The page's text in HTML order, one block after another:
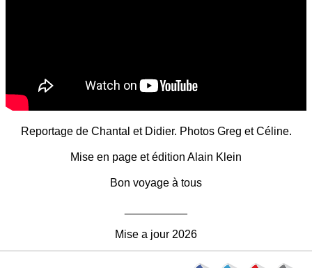
Reportage de Chantal et Didier. Photos Greg et Céline.
Mise en page et édition Alain Klein
Bon voyage à tous
Mise a jour 2026